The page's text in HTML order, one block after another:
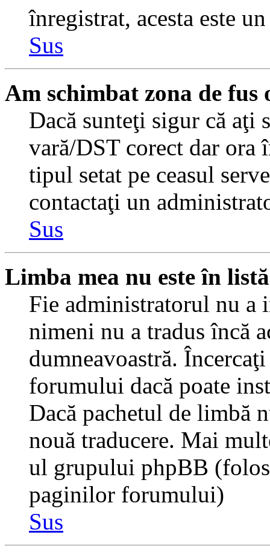
înregistrat, acesta este
Sus
Am schimbat zona de
Dacă sunteţi sigur că aţi
vară/DST corect dar ora
tipul setat pe ceasul
contactaţi un
Sus
Limba mea nu este în
Fie administratorul nu a
nimeni nu a tradus încă
dumneavoastră.
forumului dacă poate
Dacă pachetul de limbă
nouă traducere. Mai
ul grupului phpBB
paginilor forumului)
Sus